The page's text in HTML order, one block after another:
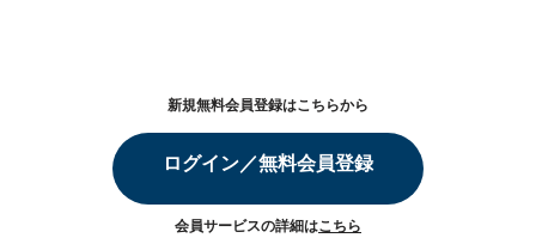
新規無料会員登録はこちらから
ログイン／無料会員登録
会員サービスの詳細はこちら